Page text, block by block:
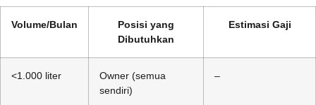
Volume/Bulan
Posisi yang
Dibutuhkan
Estimasi Gaji
<1.000 liter
Owner (semua
sendiri)
–